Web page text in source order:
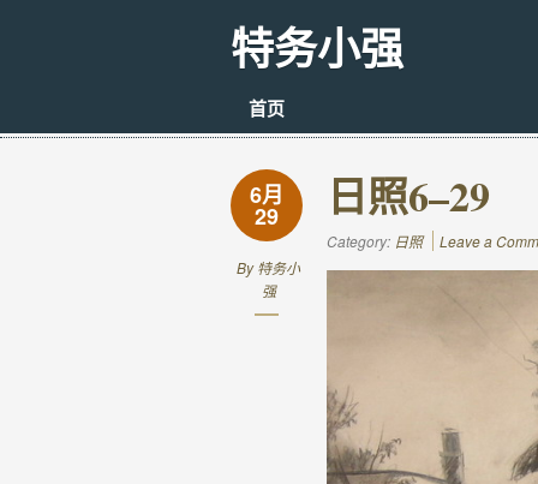
特务小强
首页
6月
29
By特务小
强
日照6–29
Category: 日照 Leave a